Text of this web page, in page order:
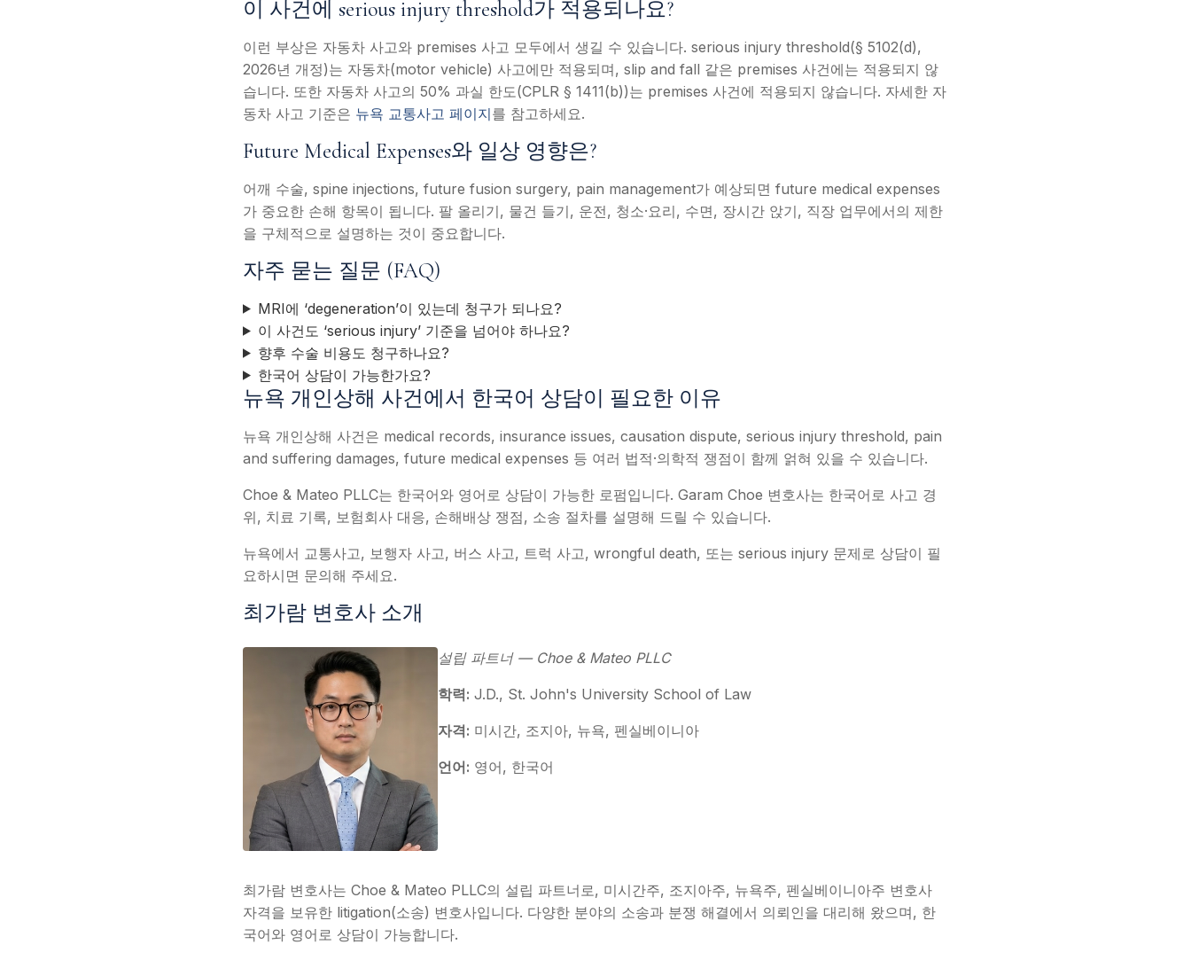
이 사건에 serious injury threshold가 적용되나요?
이런 부상은 자동차 사고와 premises 사고 모두에서 생길 수 있습니다. serious injury threshold(§ 5102(d),
2026년 개정)는 자동차(motor vehicle) 사고에만 적용되며, slip and fall 같은 premises 사건에는 적용되지 않
습니다. 또한 자동차 사고의 50% 과실 한도(CPLR § 1411(b))는 premises 사건에 적용되지 않습니다. 자세한 자
동차 사고 기준은 뉴욕 교통사고 페이지를 참고하세요.
Future Medical Expenses와 일상 영향은?
어깨 수술, spine injections, future fusion surgery, pain management가 예상되면 future medical expenses
가 중요한 손해 항목이 됩니다. 팔 올리기, 물건 들기, 운전, 청소·요리, 수면, 장시간 앉기, 직장 업무에서의 제한
을 구체적으로 설명하는 것이 중요합니다.
자주 묻는 질문 (FAQ)
MRI에 ‘degeneration’이 있는데 청구가 되나요?
이 사건도 ‘serious injury’ 기준을 넘어야 하나요?
향후 수술 비용도 청구하나요?
한국어 상담이 가능한가요?
뉴욕 개인상해 사건에서 한국어 상담이 필요한 이유
뉴욕 개인상해 사건은 medical records, insurance issues, causation dispute, serious injury threshold, pain
and suffering damages, future medical expenses 등 여러 법적·의학적 쟁점이 함께 얽혀 있을 수 있습니다.
Choe & Mateo PLLC는 한국어와 영어로 상담이 가능한 로펌입니다. Garam Choe 변호사는 한국어로 사고 경
위, 치료 기록, 보험회사 대응, 손해배상 쟁점, 소송 절차를 설명해 드릴 수 있습니다.
뉴욕에서 교통사고, 보행자 사고, 버스 사고, 트럭 사고, wrongful death, 또는 serious injury 문제로 상담이 필
요하시면 문의해 주세요.
최가람 변호사 소개
설립 파트너 — Choe & Mateo PLLC
학력: J.D., St. John's University School of Law
자격: 미시간, 조지아, 뉴욕, 펜실베이니아
언어: 영어, 한국어
최가람 변호사는 Choe & Mateo PLLC의 설립 파트너로, 미시간주, 조지아주, 뉴욕주, 펜실베이니아주 변호사
자격을 보유한 litigation(소송) 변호사입니다. 다양한 분야의 소송과 분쟁 해결에서 의뢰인을 대리해 왔으며, 한
국어와 영어로 상담이 가능합니다.